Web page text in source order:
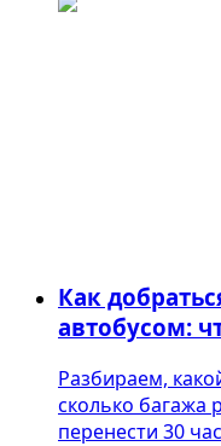
Как
автобусом:
Разбираем,
сколько багажа
перенести 30